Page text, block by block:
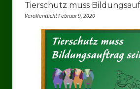
Tierschutz muss
Veröffentlicht Februar 9, 2020